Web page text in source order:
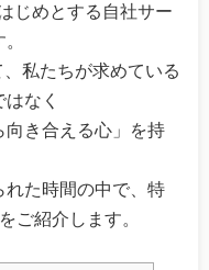
じめとする自社サー
私たちが求めている
なく
向き合える心」を持
た時間の中で、特
ご紹介します。